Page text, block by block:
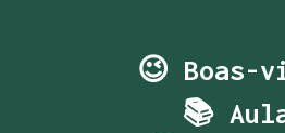
😉 Boas-
📚